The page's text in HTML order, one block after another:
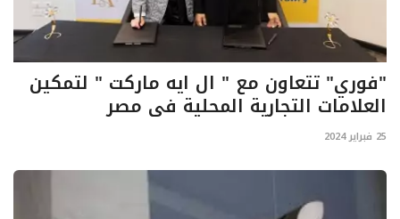
مقالات
مجتمع البترول
دليل شركات البترول المصرية
"فوري" تتعاون مع " ال ايه ماركت " لتمكين
العلامات التجارية المحلية في مصر
25 فبراير 2024